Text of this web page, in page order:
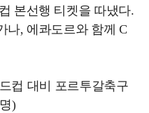
본선행 티켓을 따냈다.
나, 에콰도르와 함께 C
컵 대비 포르투갈축구
)